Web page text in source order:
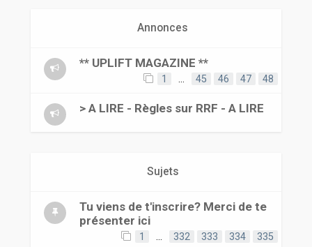
Annonces
** UPLIFT MAGAZINE **
1 45 46 47 48
> A LIRE - Règles sur RRF - A LIRE
Sujets
Tu viens de t'inscrire? Merci de te
présenter ici
1 332 333 334 335